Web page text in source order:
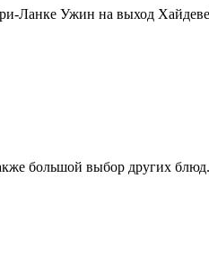
Ланке Ужин на выход
большой выбор других